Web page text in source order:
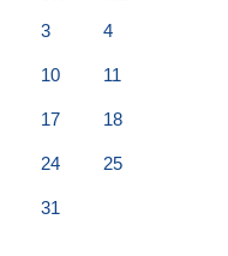
3 4
10 11
17 18
24 25
31